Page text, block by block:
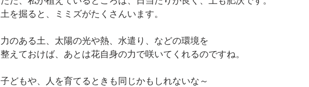
土を掘ると、ミミズがたくさんいます。
力のある土、太陽の光や熱、水遣り、などの環境を
整えておけば、あとは花自身の力で咲いてくれるのですね。
子どもや、人を育てるときも同じかもしれないな～